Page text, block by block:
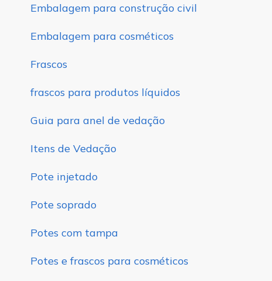
Embalagem para construção civil
Embalagem para cosméticos
Frascos
frascos para produtos líquidos
Guia para anel de vedação
Itens de Vedação
Pote injetado
Pote soprado
Potes com tampa
Potes e frascos para cosméticos